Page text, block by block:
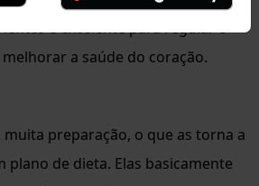
é excelente para regular o
a saúde do coração.
preparação, o que as torna a
plano de dieta. Elas basicamente